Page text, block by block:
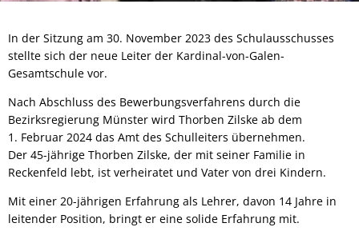
In der Sitzung am 30. November 2023 des Schulausschusses
stellte sich der neue Leiter der Kardinal-von-Galen-
Gesamtschule vor.
Nach Abschluss des Bewerbungsverfahrens durch die
Bezirksregierung Münster wird Thorben Zilske ab dem
1. Februar 2024 das Amt des Schulleiters übernehmen.
Der 45-jährige Thorben Zilske, der mit seiner Familie in
Reckenfeld lebt, ist verheiratet und Vater von drei Kindern.
Mit einer 20-jährigen Erfahrung als Lehrer, davon 14 Jahre in
leitender Position, bringt er eine solide Erfahrung mit.